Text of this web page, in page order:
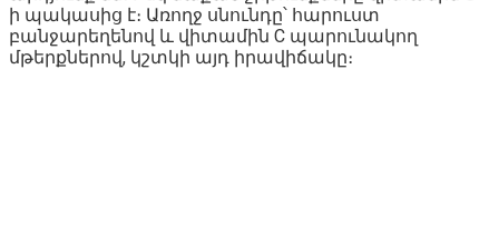
ի պակասից է։ Առողջ սնունդը՝ հարուստ
բանջարեղենով և վիտամին C պարունակող
մթերքներով, կշտկի այդ իրավիճակը։